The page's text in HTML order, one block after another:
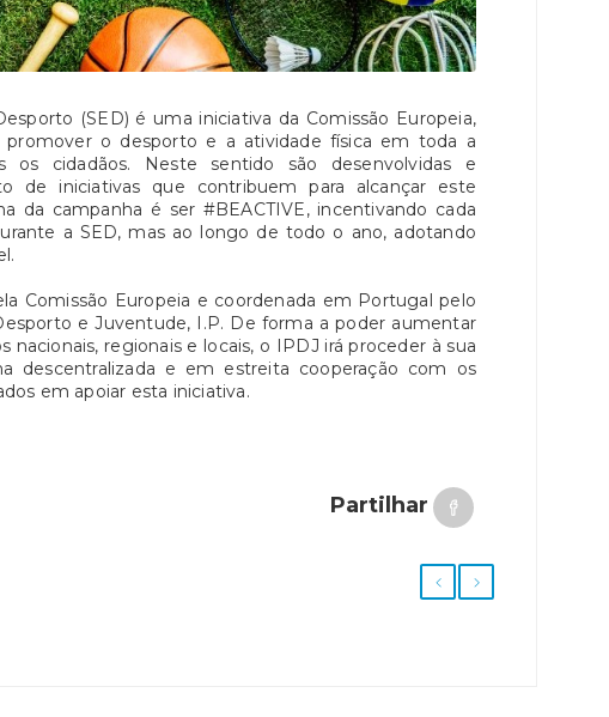
(SED) é uma iniciativa da Comissão Europeia,
o desporto e a atividade física em toda a
os cidadãos. Neste sentido são desenvolvidas e
de iniciativas que contribuem para alcançar este
da campanha é ser #BEACTIVE, incentivando cada
a SED, mas ao longo de todo o ano, adotando
Comissão Europeia e coordenada em Portugal pelo
e Juventude, I.P. De forma a poder aumentar
regionais e locais, o IPDJ irá proceder à sua
descentralizada e em estreita cooperação com os
em apoiar esta iniciativa.
Partilhar